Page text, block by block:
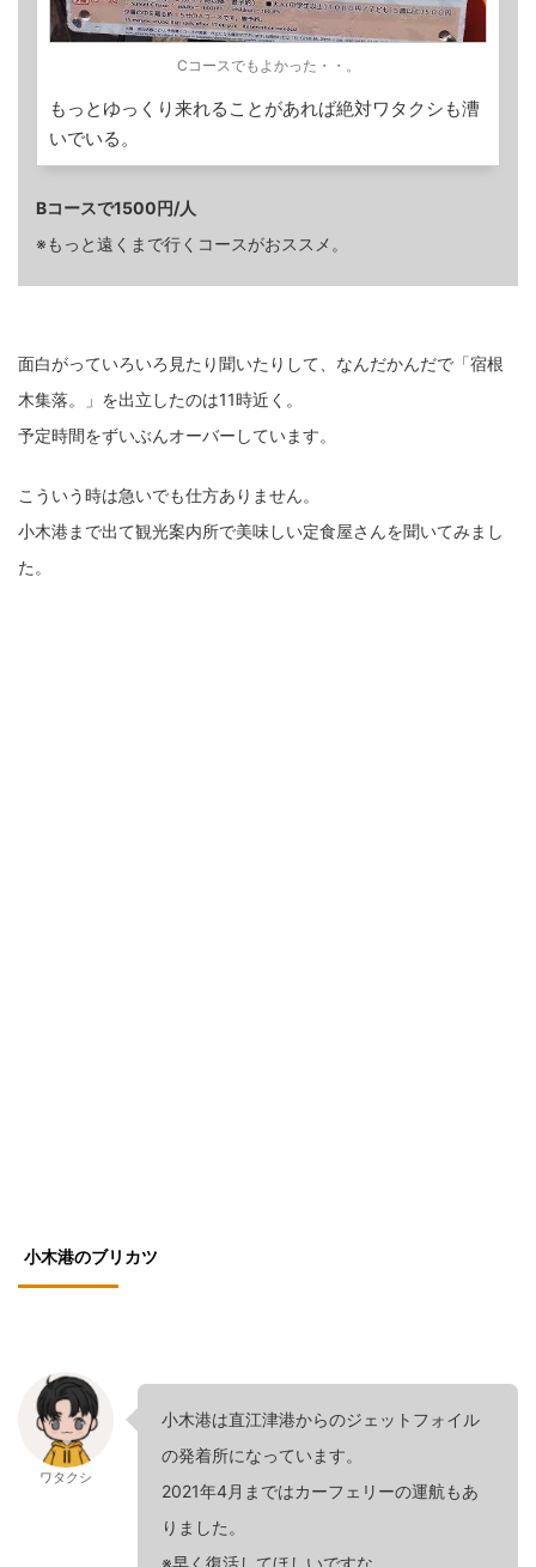
Cコースでもよかった・・。
もっとゆっくり来れることがあれば絶対ワタクシも漕
いでいる。
Bコースで1500円/人
※もっと遠くまで行くコースがおススメ。
面白がっていろいろ見たり聞いたりして、なんだかんだで「宿根
木集落。」を出立したのは11時近く。
予定時間をずいぶんオーバーしています。
こういう時は急いでも仕方ありません。
小木港まで出て観光案内所で美味しい定食屋さんを聞いてみまし
た。
小木港のブリカツ
ワタクシ
小木港は直江津港からのジェットフォイル
の発着所になっています。
2021年4月まではカーフェリーの運航もあ
りました。
※早く復活してほしいですな。